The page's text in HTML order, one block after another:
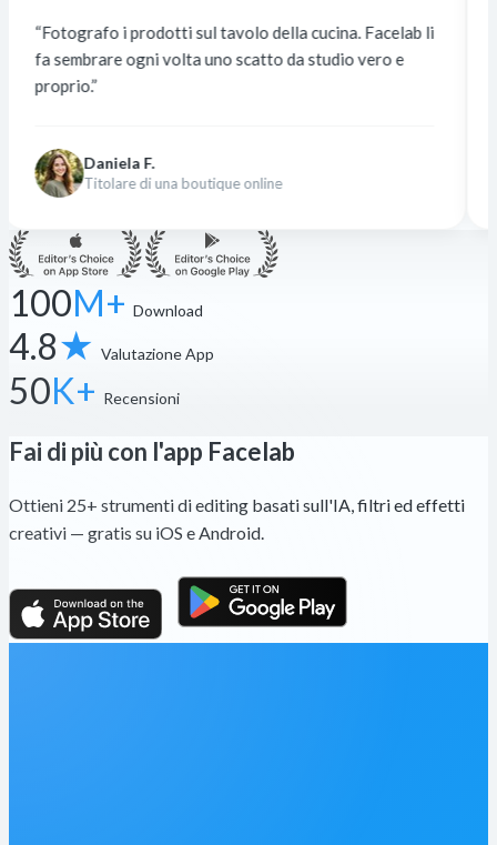
sul tavolo della cucina. Facelab li
volta uno scatto da studio vero e
di una boutique online
“Prima
gratuito. La
100M+ Download
4.8★ Valutazione App
50K+ Recensioni
Fai di più con l'app Facelab
Ottieni 25+ strumenti di editing basati sull'IA, filtri ed effetti
creativi — gratis su iOS e Android.